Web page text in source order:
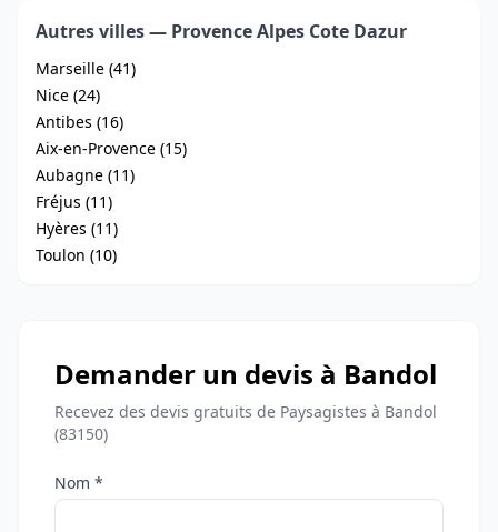
Autres villes — Provence Alpes Cote Dazur
Marseille (41)
Nice (24)
Antibes (16)
Aix-en-Provence (15)
Aubagne (11)
Fréjus (11)
Hyères (11)
Toulon (10)
Demander un devis à Bandol
Recevez des devis gratuits de Paysagistes à Bandol
(83150)
Nom *